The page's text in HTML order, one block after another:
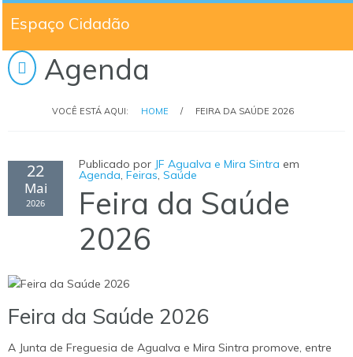
Espaço Cidadão
Agenda
VOCÊ ESTÁ AQUI: HOME / FEIRA DA SAÚDE 2026
22
Mai
2026
Publicado por JF Agualva e Mira Sintra em
Agenda Feiras Saúde
Feira da Saúde
2026
Feira da Saúde 2026
A Junta de Freguesia de Agualva e Mira Sintra promove, entre